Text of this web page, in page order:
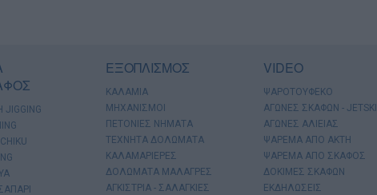
JIGGING
ΕΞΟΠΛΙΣΜΟΣ
ΚΑΛΑΜΙΑ
ΜΗΧΑΝΙΣΜΟΙ
ΠΕΤΟΝΙΕΣ ΝΗΜΑΤΑ
ΤΕΧΝΗΤΑ ΔΟΛΩΜΑΤΑ
ΚΑΛΑΜΑΡΙΕΡΕΣ
ΔΟΛΩΜΑΤΑ ΜΑΛΑΓΡΕΣ
ΑΓΚΙΣΤΡΙΑ - ΣΑΛΑΓΚΙΕΣ
VIDEO
ΨΑΡΟΤΟΥΦΕΚΟ
ΑΓΩΝΕΣ ΣΚΑΦΩΝ - JETSKI
ΑΓΩΝΕΣ ΑΛΙΕΙΑΣ
ΨΑΡΕΜΑ ΑΠΟ ΑΚΤΗ
ΨΑΡΕΜΑ ΑΠΟ ΣΚΑΦΟΣ
ΔΟΚΙΜΕΣ ΣΚΑΦΩΝ
ΕΚΔΗΛΩΣΕΙΣ